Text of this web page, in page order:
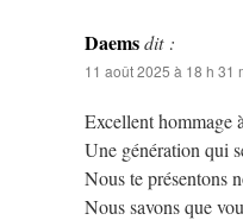
Daemsdit :
11 août 2025 à 18 h 31
Excellent hommage
Une génération qui
Nous te présentons
Nous savons que